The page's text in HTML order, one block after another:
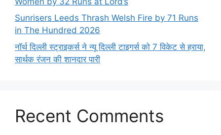
Sunrisers Leeds Thrash Welsh Fire by 71 Runs
in The Hundred 2026
नॉर्थ दिल्ली स्ट्राइकर्स ने न्यू दिल्ली टाइगर्स को 7 विकेट से हराया,
सार्थक रंजन की शानदार पारी
Recent Comments